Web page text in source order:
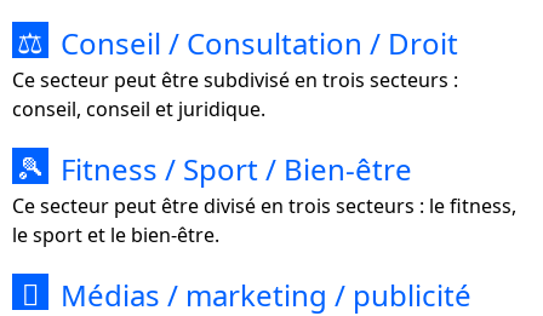
⚖ Conseil / Consultation / Droit
Ce secteur peut être subdivisé en trois secteurs :
conseil, conseil et juridique.
🎾 Fitness / Sport / Bien-être
Ce secteur peut être divisé en trois secteurs : le fitness,
le sport et le bien-être.
 Médias / marketing / publicité